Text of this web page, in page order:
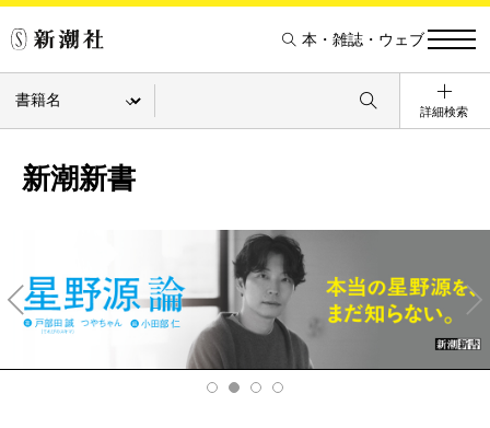
本・雑誌・ウェブ
詳細検索
新潮新書
v
Ne
xt